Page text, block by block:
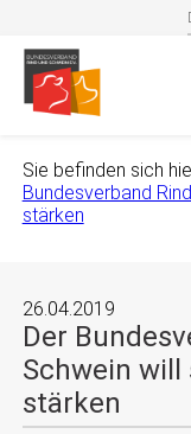
Sie befinden sich
Bundesverband
stärken
26.04.2019
Der
Schwein will
stärken